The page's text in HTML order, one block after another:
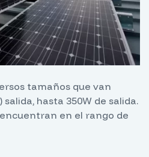
tamaños que van
salida, hasta 350W de salida.
en el rango de